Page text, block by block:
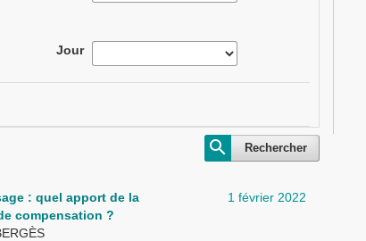
Jour
Rechercher
1 février 2022
: quel apport de la
compensation ?